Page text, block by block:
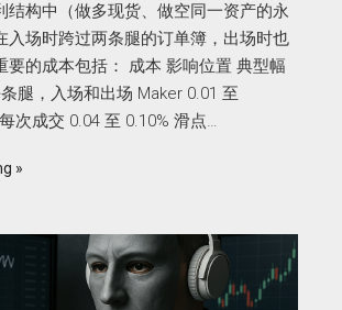
结构中（做多现货、做空同一资产的永
入场时跨过两条腿的订单簿，出场时也
要的成本包括： 成本 影响位置 典型幅
腿，入场和出场 Maker 0.01 至
次成交 0.04 至 0.10% 滑点…